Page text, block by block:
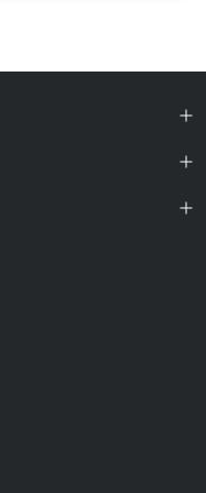
60 viên sẽ giúp bổ
với những bạn đang
mỗi bữa ăn , sáng,
bạn luôn thiếu một số
vitamin tổng hợp là
phẩm Mutant Multi.
học cùng với Mutant
cho một cơ thể